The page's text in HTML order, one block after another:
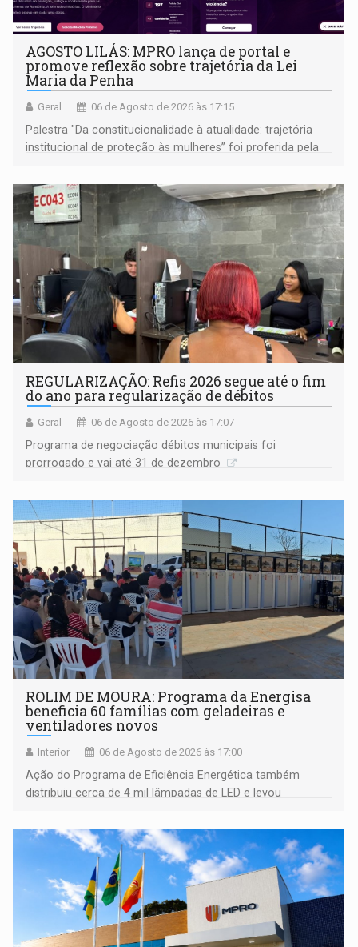
AGOSTO LILÁS: MPRO lança de portal e
promove reflexão sobre trajetória da Lei
Maria da Penha
Geral 06 de Agosto de 2026 às 17:15
Palestra "Da constitucionalidade à atualidade: trajetória
institucional de proteção às mulheres” foi proferida pela
Goiás
REGULARIZAÇÃO: Refis 2026 segue até o fim
do ano para regularização de débitos
Geral 06 de Agosto de 2026 às 17:07
Programa de negociação débitos municipais foi
prorrogado e vai até 31 de dezembro
ROLIM DE MOURA: Programa da Energisa
beneficia 60 famílias com geladeiras e
ventiladores novos
Interior 06 de Agosto de 2026 às 17:00
Ação do Programa de Eficiência Energética também
distribuiu cerca de 4 mil lâmpadas de LED e levou
comunidade